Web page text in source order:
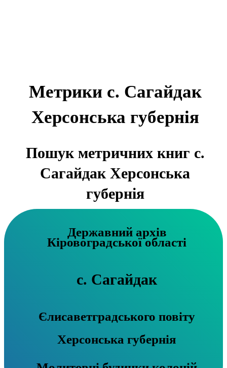
Метрики с. Сагайдак
Херсонська губернія
Пошук метричних книг с.
Сагайдак Херсонська
губернія
Державний архів
Кіровоградської області
с. Сагайдак
Єлисаветградського повіту
Херсонська губернія